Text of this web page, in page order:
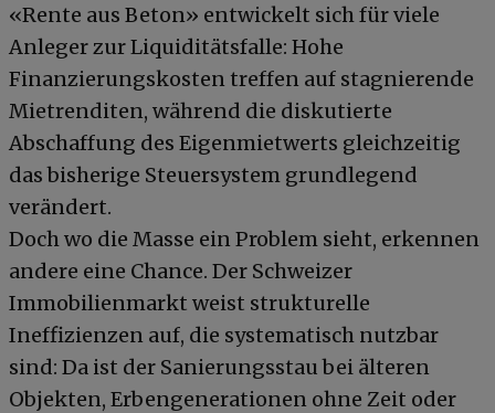
«Rente aus Beton» entwickelt sich für viele
Anleger zur Liquiditätsfalle: Hohe
Finanzierungskosten treffen auf stagnierende
Mietrenditen, während die diskutierte
Abschaffung des Eigenmietwerts gleichzeitig
das bisherige Steuersystem grundlegend
verändert.
Doch wo die Masse ein Problem sieht, erkennen
andere eine Chance. Der Schweizer
Immobilienmarkt weist strukturelle
Ineffizienzen auf, die systematisch nutzbar
sind: Da ist der Sanierungsstau bei älteren
Objekten, Erbengenerationen ohne Zeit oder